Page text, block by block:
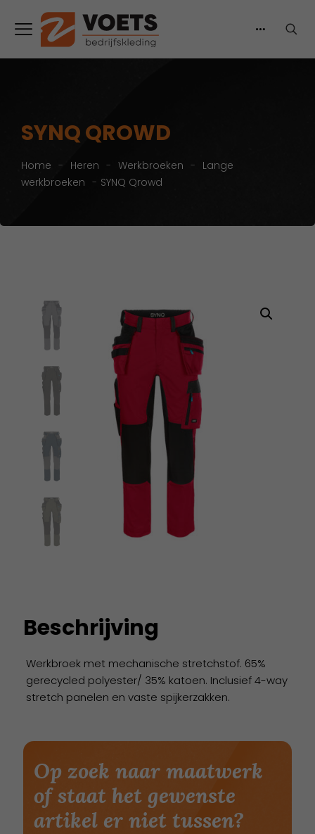
SYNQ QROWD
Home - Heren - Werkbroeken - Lange
werkbroeken - SYNQ Qrowd
Beschrijving
Werkbroek met mechanische stretchstof. 65%
gerecycled polyester/ 35% katoen. Inclusief 4-way
stretch panelen en vaste spijkerzakken.
Op zoek naar maatwerk
of staat het gewenste
artikel er niet tussen?